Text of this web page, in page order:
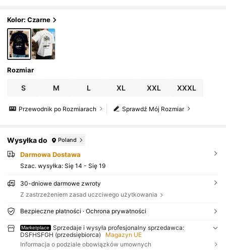
Kolor: Czarne
Rozmiar
S M L XL XXL XXXL
Sprawdź Mój Rozmiar
Przewodnik po Rozmiarach
Wysyłka do Poland
Darmowa Dostawa
Szac. wysyłka: Się 14 - Się 19
30-dniowe darmowe zwroty
Z zastrzeżeniem zasad uczciwego użytkowania
Bezpieczne płatności · Ochrona prywatności
Marketplace
Sprzedaje i wysyła profesjonalny sprzedawca:
DSFHSFGH (przedsiębiorca)
Magazyn UE
Informacja o podziale obowiązków umownych